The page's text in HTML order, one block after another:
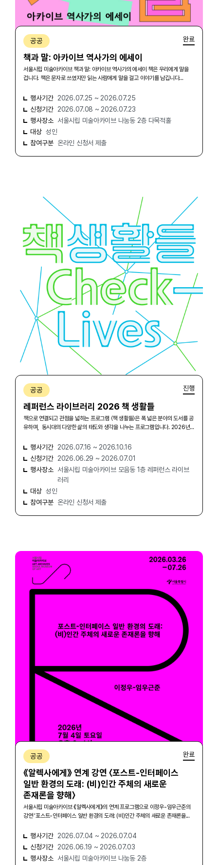
공공 완료
책과 말: 아카이브 역사가의 에세이
서울시립 미술아카이브 책과 말: 아카이브 역사가의 에세이 책은 우리에게 말을
겁니다. 책은 문자로 쓰였지만 읽는 사람에게 말을 걸고 이야기를 남깁니다...
행사기간 2026.07.25 ~ 2026.07.25
신청기간 2026.07.08 ~ 2026.07.23
행사장소 서울시립 미술아카이브 나눔동 2층 다목적홀
대상 성인
참여구분 온라인 신청서 제출
공공 진행
레퍼런스 라이브러리 2026 책 생활들
책으로 연결되고 관점을 넓히는 프로그램 〈책 생활들〉은 폭 넓은 분야의 도서를 공
유하며, 동시대의 다양한 삶의 태도와 생각을 나누는 프로그램입니다. 2026년...
행사기간 2026.07.16 ~ 2026.10.16
신청기간 2026.06.29 ~ 2026.07.01
행사장소 서울시립 미술아카이브 모음동 1층 레퍼런스 라이브
러리
대상 성인
참여구분 온라인 신청서 제출
공공 완료
《알렉사에게》 연계 강연 〈포스트-인터페이스
일반 환경의 도래: (비)인간 주체의 새로운
존재론을 향해〉
서울시립 미술아카이브 《알렉사에게》의 연계 프로그램으로 이정우-임우근준의
강연 ‘포스트-인터페이스 일반 환경의 도래: (비)인간 주체의 새로운 존재론을...
행사기간 2026.07.04 ~ 2026.07.04
신청기간 2026.06.19 ~ 2026.07.03
행사장소 서울시립 미술아카이브 나눔동 2층